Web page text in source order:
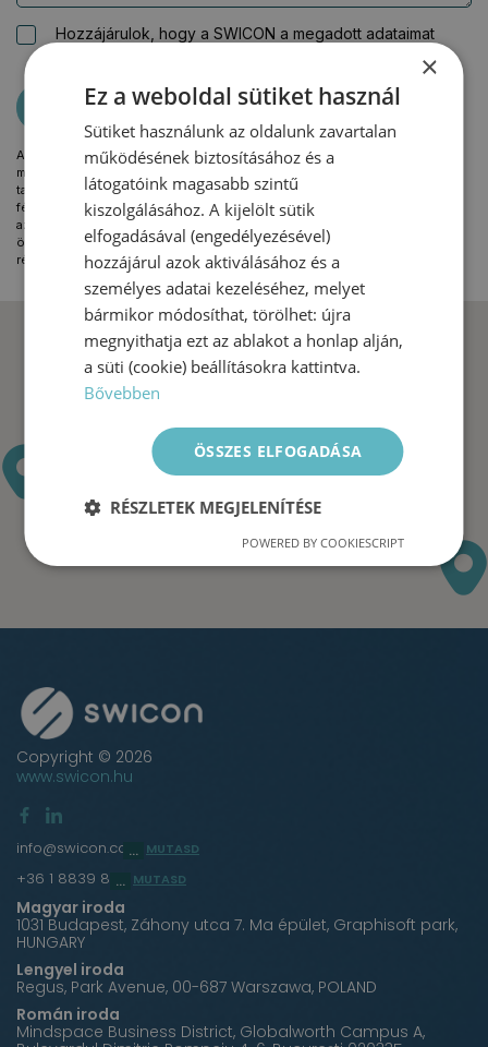
Hozzájárulok, hogy a SWICON a megadott adataimat
KÜLDÉS
Az űrlap kitöltésével Ön hozzájárul ahhoz, hogy a SWICON az Ön által
megadott személyes adatokat (név, e-mail cím, telefonszám, üzenet
tartalma) kizárólag kapcsolatfelvételi célból kezelje. Az adatokat harmadik
félnek nem adjuk át, és kizárólag addig őrizzük meg, ameddig az szükséges
az Ön kérdésének megválaszolásához. Az adatkezelés jogalapja az Ön
önkéntes hozzájárulása. Önt megilletik a GDPR szerinti jogok, melyekről
részletes tájékoztatást azAdatkezelési nyilatkozatmenüpontban talál.
Copyright © 2026
www.swicon.hu
info@swicon.com MUTASD
+36 1 8839 860 MUTASD
Magyar iroda
1031 Budapest, Záhony utca 7. Ma épület, Graphisoft park,
HUNGARY
Lengyel iroda
Regus, Park Avenue, 00-687 Warszawa, POLAND
Román iroda
Mindspace Business District, Globalworth Campus A,
×
Ez a weboldal sütiket használ
Sütiket használunk az oldalunk zavartalan
működésének biztosításához és a
látogatóink magasabb szintű
kiszolgálásához. A kijelölt sütik
elfogadásával (engedélyezésével)
hozzájárul azok aktiválásához és a
személyes adatai kezeléséhez, melyet
bármikor módosíthat, törölhet: újra
megnyithatja ezt az ablakot a honlap alján,
a süti (cookie) beállításokra kattintva.
Bővebben
ÖSSZES ELFOGADÁSA
RÉSZLETEK MEGJELENÍTÉSE
POWERED BY COOKIESCRIPT